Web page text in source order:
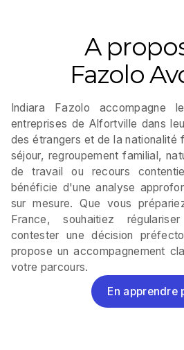
A
Fazolo
Indiara Fazolo accompagne
entreprises de Alfortville dans
des étrangers et de la nationalité
séjour, regroupement familial,
de travail ou recours
bénéficie d'une analyse
sur mesure. Que vous
France, souhaitiez
contester une décision
propose un accompagnement
votre parcours.
En apprendre